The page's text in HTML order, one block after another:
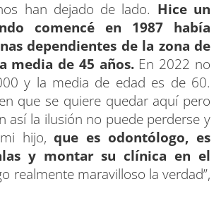
han dejado de lado. Hice un
comencé en 1987 había
dependientes de la zona de
media de 45 años.En 2022 no
y la media de edad es de 60.
que se quiere quedar aquí pero
así la ilusión no puede perderse y
hijo, que es odontólogo, es
y montar su clínica en el
realmente maravilloso la verdad”,